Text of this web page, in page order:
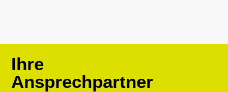
Ihre
Ansprechpartner